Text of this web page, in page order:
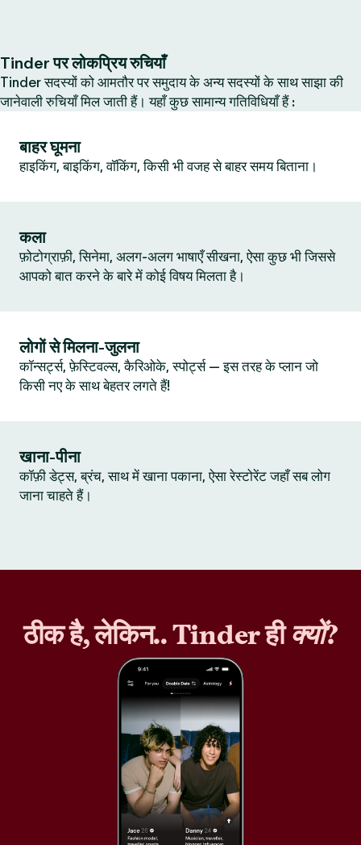
Tinder पर लोकप्रिय रुचियाँ
Tinder सदस्यों को आमतौर पर समुदाय के अन्य सदस्यों के साथ साझा की
जानेवाली रुचियाँ मिल जाती हैं। यहाँ कुछ सामान्य गतिविधियाँ हैं :
बाहर घूमना
हाइकिंग, बाइकिंग, वॉकिंग, किसी भी वजह से बाहर समय बिताना।
कला
फ़ोटोग्राफ़ी, सिनेमा, अलग-अलग भाषाएँ सीखना, ऐसा कुछ भी जिससे
आपको बात करने के बारे में कोई विषय मिलता है।
लोगों से मिलना-जुलना
कॉन्सर्ट्स, फ़ेस्टिवल्स, कैरिओके, स्पोर्ट्स — इस तरह के प्लान जो
किसी नए के साथ बेहतर लगते हैं!
खाना-पीना
कॉफ़ी डेट्स, ब्रंच, साथ में खाना पकाना, ऐसा रेस्टोरेंट जहाँ सब लोग
जाना चाहते हैं।
ठीक है, लेकिन.. Tinder हीक्यों?